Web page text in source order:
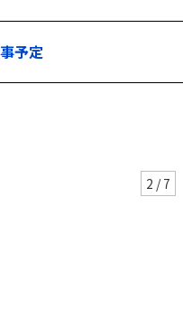
予定
2 / 7